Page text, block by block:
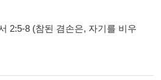
2:5-8 (참된 겸손은, 자기를 비우